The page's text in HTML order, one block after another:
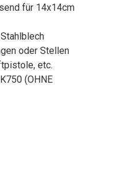
für 14x14cm
oder Stellen
etc.
(OHNE